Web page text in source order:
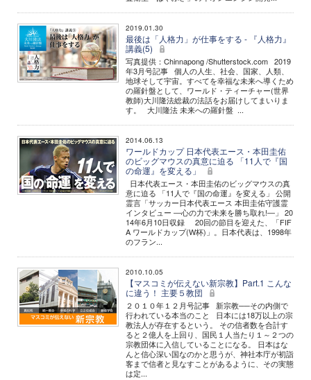
2019.01.30
最後は「人格力」が仕事をする - 『人格力』
講義(5)
写真提供：Chinnapong /Shutterstock.com 2019
年3月号記事 個人の人生、社会、国家、人類、
地球そして宇宙。すべてを幸福な未来へ導くため
の羅針盤として、ワールド・ティーチャー(世界
教師)大川隆法総裁の法話をお届けしてまいりま
す。 大川隆法 未来への羅針盤 ...
2014.06.13
ワールドカップ 日本代表エース・本田圭佑
のビッグマウスの真意に迫る 「11人で『国
の命運』を変える」
日本代表エース・本田圭佑のビッグマウスの真
意に迫る 「11人で『国の命運』を変える」 公開
霊言「サッカー日本代表エース 本田圭佑守護霊
インタビュー ―心の力で未来を勝ち取れ!―」 20
14年6月10日収録 20回の節目を迎えた、「FIF
A ワールドカップ(W杯)」。日本代表は、1998年
のフラン...
2010.10.05
【マスコミが伝えない新宗教】Part.1 こんな
に違う！ 主要５教団
２０１０年１２月号記事 新宗教──その内側で
行われている本当のこと 日本には18万以上の宗
教法人が存在するという。 その信者数を合計す
ると２億人を上回り、国民１人当たり１～２つの
宗教団体に入信していることになる。 日本はな
んと信心深い国なのかと思うが、神社本庁が初詣
客まで信者と見なすことがあるように、その実態
は定...